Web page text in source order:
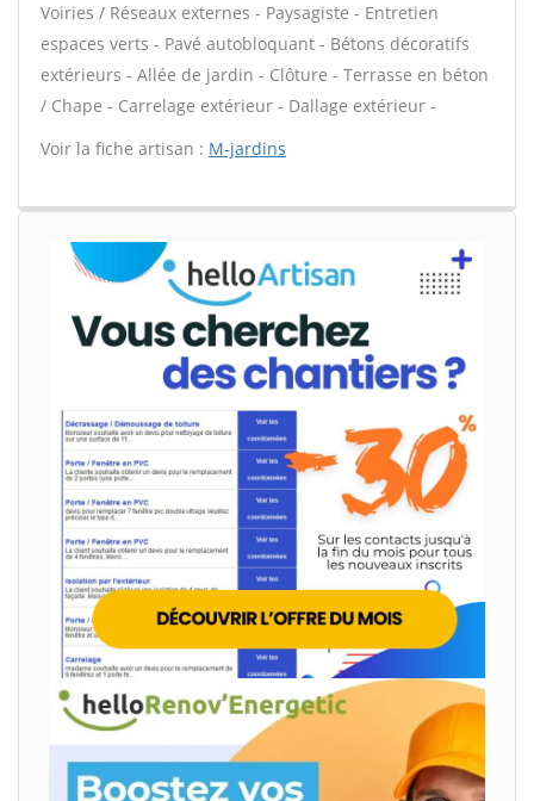
Voiries / Réseaux externes - Paysagiste - Entretien
espaces verts - Pavé autobloquant - Bétons décoratifs
extérieurs - Allée de jardin - Clôture - Terrasse en béton
/ Chape - Carrelage extérieur - Dallage extérieur -
Voir la fiche artisan : M-jardins